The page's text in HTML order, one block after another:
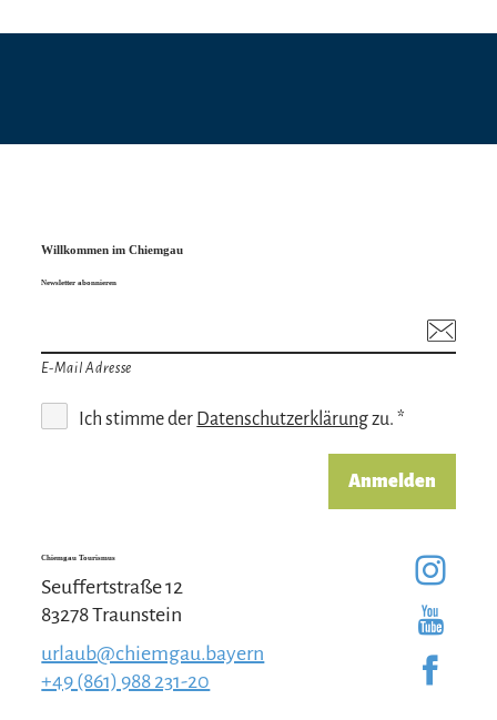
Willkommen im Chiemgau
Newsletter abonnieren
E-Mail Adresse
Ich stimme der Datenschutzerklärungzu. *
Anmelden
Chiemgau Tourismus
Seuffertstraße 12
83278 Traunstein
urlaub@chiemgau.bayern
+49 (861) 988 231-20